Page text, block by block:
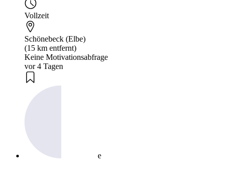
Vollzeit
Schönebeck (Elbe)
(15 km entfernt)
Keine Motivationsabfrage
vor 4 Tagen
e